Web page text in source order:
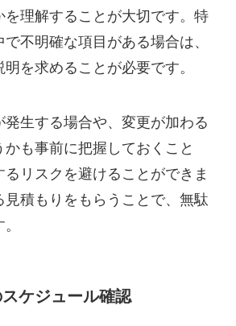
を理解することが大切です。特
不明確な項目がある場合は、
を求めることが必要です。
発生する場合や、変更が加わる
も事前に把握しておくこと
リスクを避けることができま
見積もりをもらうことで、無駄
ケジュール確認